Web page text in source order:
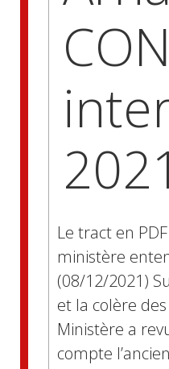
Le tract en
ministère
(08/12/2021)
et la colère
Ministère a
compte